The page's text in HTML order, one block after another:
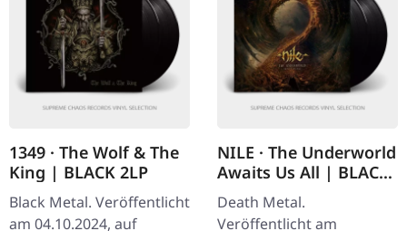
1349 · The Wolf & The
King | BLACK 2LP
Black Metal. Veröffentlicht
am 04.10.2024, auf
NILE · The Underworld
Awaits Us All | BLACK
2LP
Death Metal.
Veröffentlicht am